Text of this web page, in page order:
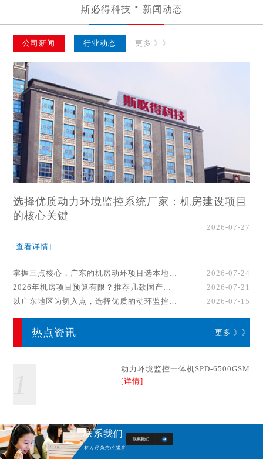
斯必得科技 新闻动态
公司新闻 行业动态 更多 》》
选择优质动力环境监控系统厂家：机房建设项目
的核心关键
2026-07-27
[查看详情]
掌握三点核心，广东的机房动环项目选本地厂家事半功倍！
2026-07-24
2026年机房项目预算有限？推荐几款国产动环监控系统品牌
2026-07-21
以广东地区为切入点，选择优质的动环监控系统厂家
2026-07-15
热点资讯 更多 》》
动力环境监控一体机SPD-6500GSM
[详情]
联系我们
努力只为您的满意